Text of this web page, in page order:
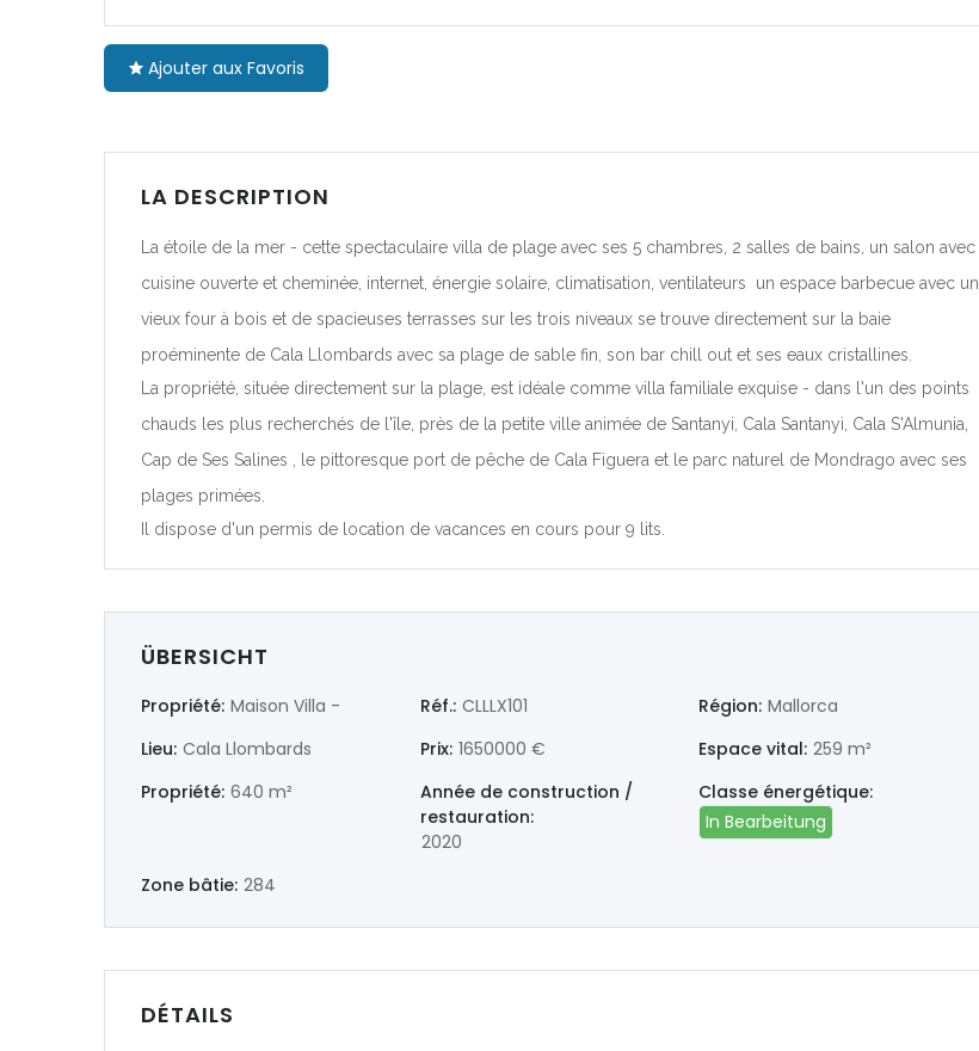
Comunidad Foral de
|-Navarra
Comunitat Valenciana
|-Alicante/Alacant
Deutschland
|-Cáceres
Frankreich
Ajouter aux Favoris
LA DESCRIPTION
La étoile de la mer - cette spectaculaire villa de plage avec ses 5 chambres, 2 salles de bains, un salon avec
cuisine ouverte et cheminée, internet, énergie solaire, climatisation, ventilateurs un espace barbecue avec un
vieux four à bois et de spacieuses terrasses sur les trois niveaux se trouve directement sur la baie
proéminente de Cala Llombards avec sa plage de sable fin, son bar chill out et ses eaux cristallines.
La propriété, située directement sur la plage, est idéale comme villa familiale exquise - dans l'un des points
chauds les plus recherchés de l'île, près de la petite ville animée de Santanyi, Cala Santanyi, Cala S'Almunia,
Cap de Ses Salines , le pittoresque port de pêche de Cala Figuera et le parc naturel de Mondrago avec ses
plages primées.
Il dispose d'un permis de location de vacances en cours pour 9 lits.
ÜBERSICHT
Propriété: Maison Villa - Réf.: CLLLX101 Région: Mallorca
Lieu: Cala Llombards Prix: 1650000 € Espace vital: 259 m²
Propriété: 640 m²
Année de construction /
restauration:
2020
Classe énergétique:
In Bearbeitung
Zone bâtie: 284
DÉTAILS